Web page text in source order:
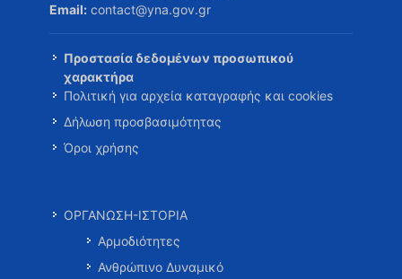
Email: contact@yna.gov.gr
Προστασία δεδομένων προσωπικού
χαρακτήρα
Πολιτική για αρχεία καταγραφής και cookies
Δήλωση προσβασιμότητας
Όροι χρήσης
ΟΡΓΑΝΩΣΗ-ΙΣΤΟΡΙΑ
Αρμοδιότητες
Ανθρώπινο Δυναμικό